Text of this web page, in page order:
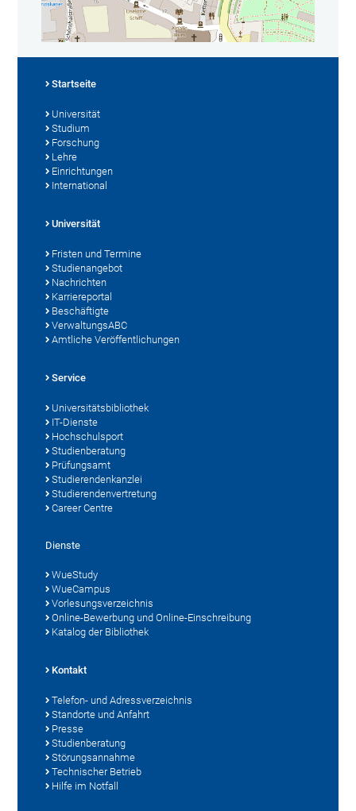
Startseite
Universität
Studium
Forschung
Lehre
Einrichtungen
International
Universität
Fristen und Termine
Studienangebot
Nachrichten
Karriereportal
Beschäftigte
VerwaltungsABC
Amtliche Veröffentlichungen
Service
Universitätsbibliothek
IT-Dienste
Hochschulsport
Studienberatung
Prüfungsamt
Studierendenkanzlei
Studierendenvertretung
Career Centre
Dienste
WueStudy
WueCampus
Vorlesungsverzeichnis
Online-Bewerbung und Online-Einschreibung
Katalog der Bibliothek
Kontakt
Telefon- und Adressverzeichnis
Standorte und Anfahrt
Presse
Studienberatung
Störungsannahme
Technischer Betrieb
Hilfe im Notfall